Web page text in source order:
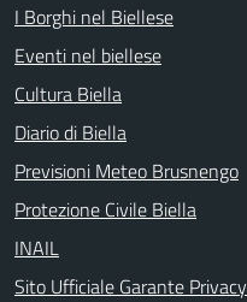
I Borghi nel Biellese
Eventi nel biellese
Cultura Biella
Diario di Biella
Previsioni Meteo Brusnengo
Protezione Civile Biella
INAIL
Sito Ufficiale Garante Privacy